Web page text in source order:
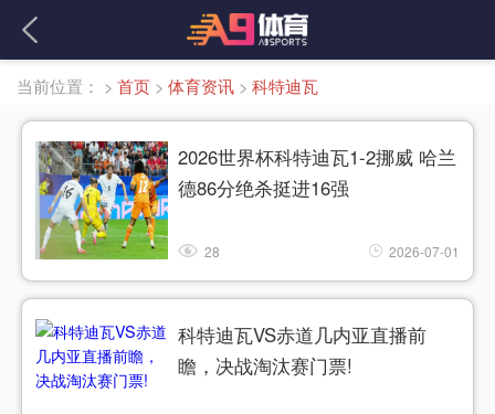
当前位置： > 首页 > 体育资讯 > 科特迪瓦
2026世界杯科特迪瓦1-2挪威 哈兰
德86分绝杀挺进16强
28 2026-07-01
科特迪瓦VS赤道几内亚直播前
瞻，决战淘汰赛门票!